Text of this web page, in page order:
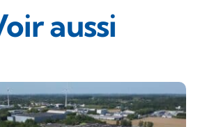
aussi